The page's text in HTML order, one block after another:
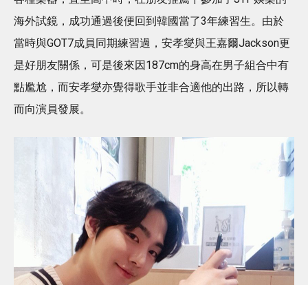
海外試鏡，成功通過後便回到韓國當了3年練習生。由於
當時與GOT7成員同期練習過，安孝燮與王嘉爾Jackson更
是好朋友關係，可是後來因187cm的身高在男子組合中有
點尷尬，而安孝燮亦覺得歌手並非合適他的出路，所以轉
而向演員發展。